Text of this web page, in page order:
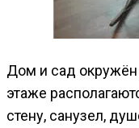
Дом и сад
этаже
стену, санузел,